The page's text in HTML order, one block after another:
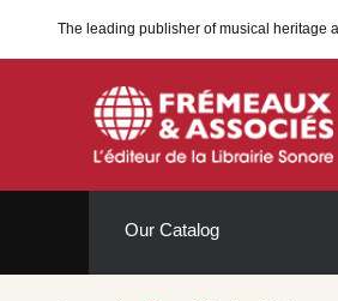
The leading publisher of musical heritage
Our Catalog